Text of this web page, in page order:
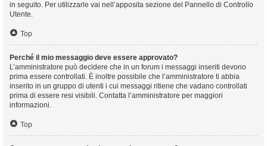
in seguito. Per utilizzarle vai nell’apposita sezione del Pannello di Controllo
Utente.
Top
Perché il mio messaggio deve essere approvato?
L’amministratore può decidere che in un forum i messaggi inseriti devono
prima essere controllati. È inoltre possibile che l’amministratore ti abbia
inserito in un gruppo di utenti i cui messaggi ritiene che vadano controllati
prima di essere resi visibili. Contatta l’amministratore per maggiori
informazioni.
Top